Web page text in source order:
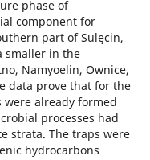
phase of
component for
part of Sulęcin,
smaller in the
Namyoelin, Ownice,
data prove that for the
already formed
processes had
strata. The traps were
hydrocarbons